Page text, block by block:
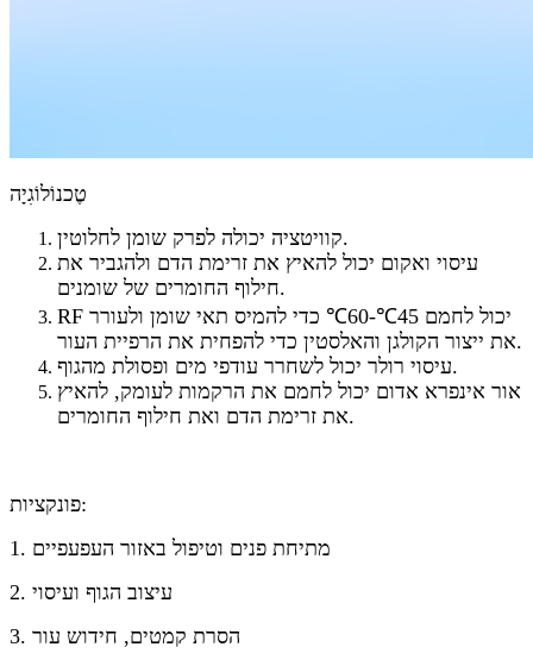
טֶכנוֹלוֹגִיָה
קוויטציה יכולה לפרק שומן לחלוטין.
עיסוי ואקום יכול להאיץ את זרימת הדם ולהגביר את
חילוף החומרים של שומנים.
RF יכול לחמם 45℃-60℃ כדי להמיס תאי שומן ולעורר
את ייצור הקולגן והאלסטין כדי להפחית את הרפיית העור.
עיסוי רולר יכול לשחרר עודפי מים ופסולת מהגוף.
אור אינפרא אדום יכול לחמם את הרקמות לעומק, להאיץ
את זרימת הדם ואת חילוף החומרים.
פונקציות:
1. מתיחת פנים וטיפול באזור העפעפיים
2. עיצוב הגוף ועיסוי
3. הסרת קמטים, חידוש עור